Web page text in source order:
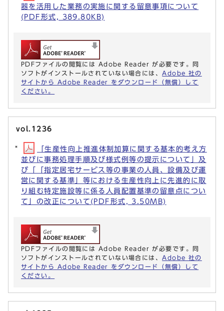
器を活用した業務の実施に関する留意事項について
(PDF形式, 389.80KB)
PDFファイルの閲覧には Adobe Reader が必要です。同
ソフトがインストールされていない場合には、 Adobe 社の
サイトから Adobe Reader をダウンロード（無償）して
ください。
vol.1236
「生産性向上推進体制加算に関する基本的考え方
並びに事務処理手順及び様式例等の提示について」及
び「「指定居宅サービス等の事業の人員、設備及び運
営に関する基準」等における生産性向上に先進的に取
り組む特定施設等に係る人員配置基準の留意点につい
て」の改正について(PDF形式, 3.50MB)
PDFファイルの閲覧には Adobe Reader が必要です。同
ソフトがインストールされていない場合には、 Adobe 社の
サイトから Adobe Reader をダウンロード（無償）して
ください。